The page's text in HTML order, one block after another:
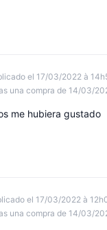
el 17/03/2022 à
una compra de 14/03/
me hubiera gustado
el 17/03/2022 à
una compra de 14/03/